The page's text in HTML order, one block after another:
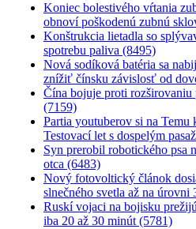
Koniec bolestivého vŕtania
obnoví poškodenú zubnú
Konštrukcia lietadla so
spotrebu paliva (8495)
Nová sodíková batéria sa
znížiť čínsku závislosť od
Čína bojuje proti rozširovaniu
(7159)
Partia youtuberov si na
Testovací let s dospelým
Syn prerobil robotického psa
otca (6483)
Nový fotovoltický článok
slnečného svetla až na úrovni
Ruskí vojaci na bojisku
iba 20 až 30 minút (5781)